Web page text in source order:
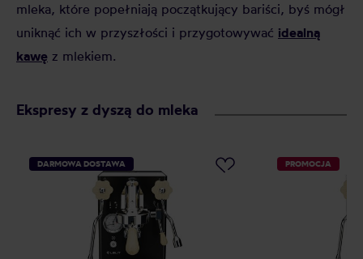
mleka, które popełniają początkujący bariści, byś mógł
uniknąć ich w przyszłości i przygotowywać idealną
kawę z mlekiem.
Ekspresy z dyszą do mleka
DARMOWA DOSTAWA PROMOCJA